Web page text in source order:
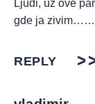
Ljudi, uz ove
gde ja zivim…….
REPLY